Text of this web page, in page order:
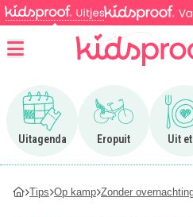
Uitagenda
Ga naar Uitagenda
Eropuit
Ga naar
Uit
Tips Op kamp Zonder